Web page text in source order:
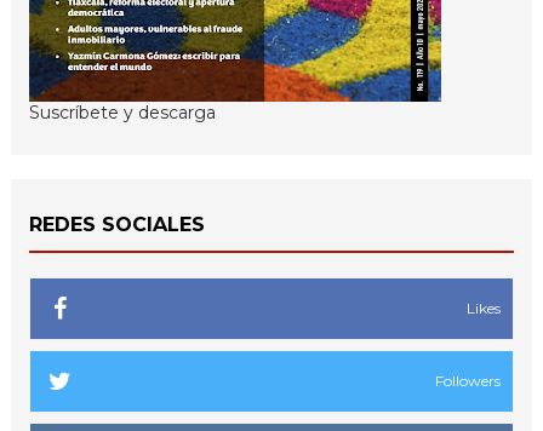
Suscríbete y descarga
REDES SOCIALES
Likes
Followers